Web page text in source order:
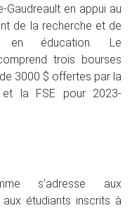
Gaudreault en appui au
de la recherche et de
en éducation. Le
trois bourses
3000 $ offertes par la
et la FSE pour 2023-
s’adresse aux
étudiants inscrits à